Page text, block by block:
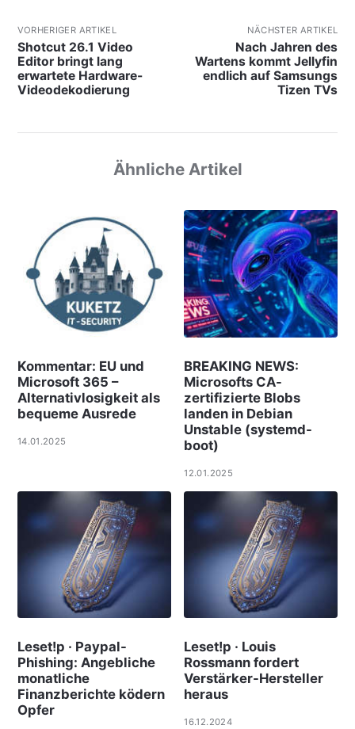
VORHERIGER ARTIKEL
Shotcut 26.1 Video
Editor bringt lang
erwartete Hardware-
Videodekodierung
NÄCHSTER ARTIKEL
Nach Jahren des
Wartens kommt Jellyfin
endlich auf Samsungs
Tizen TVs
Ähnliche Artikel
Kommentar: EU und
Microsoft 365 –
Alternativlosigkeit als
bequeme Ausrede
14.01.2025
BREAKING NEWS:
Microsofts CA-
zertifizierte Blobs
landen in Debian
Unstable (systemd-
boot)
12.01.2025
Leset!p · Paypal-
Phishing: Angebliche
monatliche
Finanzberichte ködern
Opfer
Leset!p · Louis
Rossmann fordert
Verstärker-Hersteller
heraus
16.12.2024